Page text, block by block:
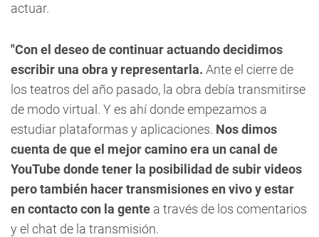
actuar.
"Con el deseo de continuar actuando decidimos
escribir una obra y representarla. Ante el cierre de
los teatros del año pasado, la obra debía transmitirse
de modo virtual. Y es ahí donde empezamos a
estudiar plataformas y aplicaciones. Nos dimos
cuenta de que el mejor camino era un canal de
YouTube donde tener la posibilidad de subir videos
pero también hacer transmisiones en vivo y estar
en contacto con la gente a través de los comentarios
y el chat de la transmisión.